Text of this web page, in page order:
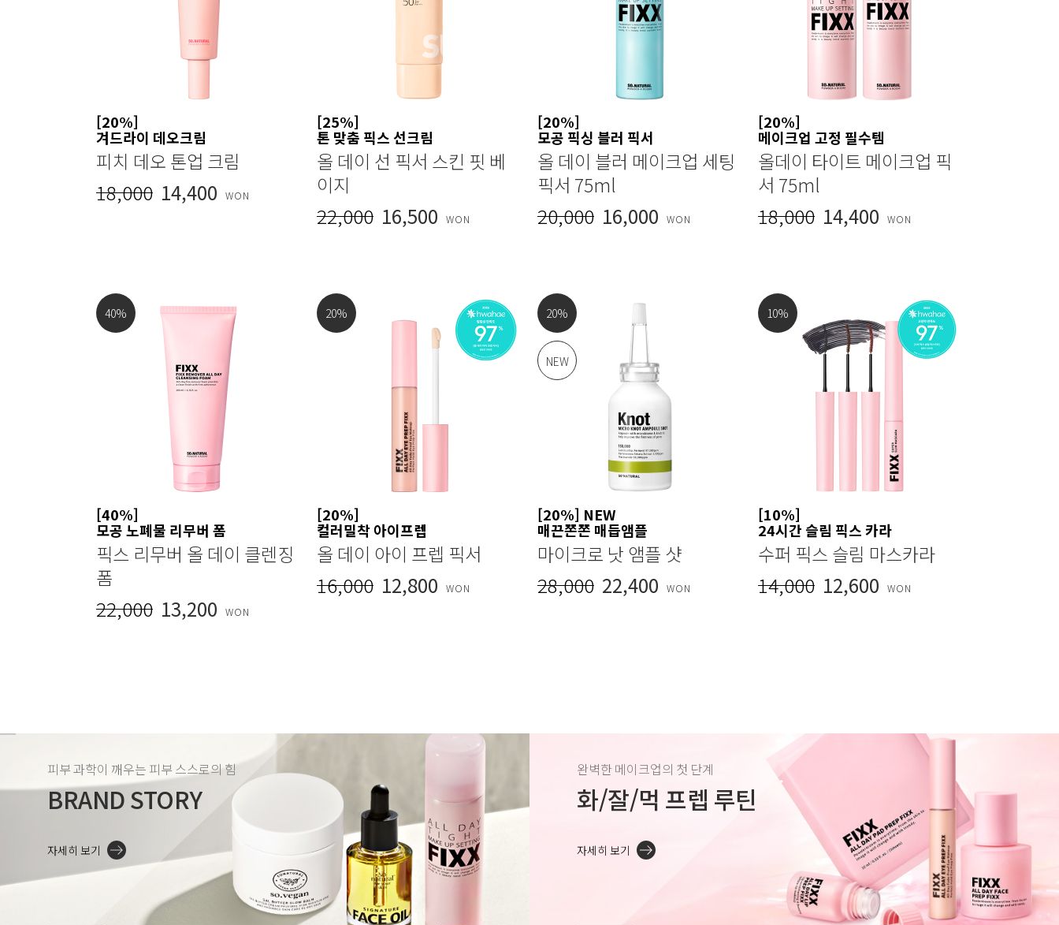
[20%]
겨드라이 데오크림
피치 데오 톤업 크림
18,000 14,400 WON
[25%]
톤 맞춤 픽스 선크림
올 데이 선 픽서 스킨 핏 베
이지
22,000 16,500 WON
[20%]
모공 픽싱 블러 픽서
올 데이 블러 메이크업 세팅
픽서 75ml
20,000 16,000 WON
[20%]
메이크업 고정 필수템
올데이 타이트 메이크업 픽
서 75ml
18,000 14,400 WON
40%
[40%]
모공 노폐물 리무버 폼
픽스 리무버 올 데이 클렌징
폼
22,000 13,200 WON
20%
[20%]
컬러밀착 아이프렙
올 데이 아이 프렙 픽서
16,000 12,800 WON
20%
NEW
[20%] NEW
매끈쫀쫀 매듭앰플
마이크로 낫 앰플 샷
28,000 22,400 WON
10%
[10%]
24시간 슬림 픽스 카라
수퍼 픽스 슬림 마스카라
14,000 12,600 WON
피부 과학이 깨우는 피부 스스로의 힘
BRAND STORY
자세히 보기
완벽한 메이크업의 첫 단계
화/잘/먹 프렙 루틴
자세히 보기